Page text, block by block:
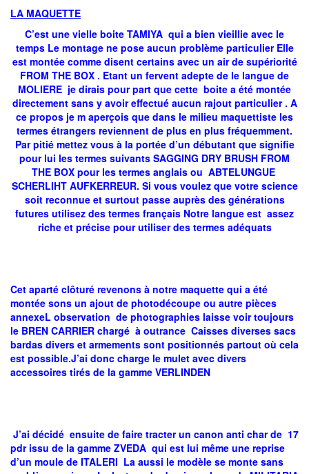
LA MAQUETTE
C’est une vielle boite TAMIYA qui a bien vieillie avec le
temps Le montage ne pose aucun problème particulier Elle
est montée comme disent certains avec un air de supériorité
FROM THE BOX . Etant un fervent adepte de le langue de
MOLIERE je dirais pour part que cette boite a été montée
directement sans y avoir effectué aucun rajout particulier . A
ce propos je m aperçois que dans le milieu maquettiste les
termes étrangers reviennent de plus en plus fréquemment.
Par pitié mettez vous à la portée d’un débutant que signifie
pour lui les termes suivants SAGGING DRY BRUSH FROM
THE BOX pour les termes anglais ou ABTELUNGUE
SCHERLIHT AUFKERREUR. Si vous voulez que votre science
soit reconnue et surtout passe auprès des générations
futures utilisez des termes français Notre langue est assez
riche et précise pour utiliser des termes adéquats
Cet aparté clôturé revenons à notre maquette qui a été
montée sons un ajout de photodécoupe ou autre pièces
annexeL observation de photographies laisse voir toujours
le BREN CARRIER chargé à outrance Caisses diverses sacs
bardas divers et armements sont positionnés partout où cela
est possible.J’ai donc charge le mulet avec divers
accessoires tirés de la gamme VERLINDEN
J’ai décidé ensuite de faire tracter un canon anti char de 17
pdr issu de la gamme ZVEDA qui est lui même une reprise
d’un moule de ITALERI La aussi le modèle se monte sans